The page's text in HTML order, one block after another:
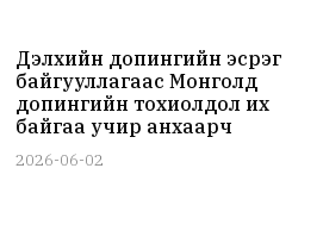
Дэлхийн допингийн эсрэг
байгууллагаас Монголд
допингийн тохиолдол их
байгаа учир анхаарч
ажиллахыг хүслээ
2026-06-02